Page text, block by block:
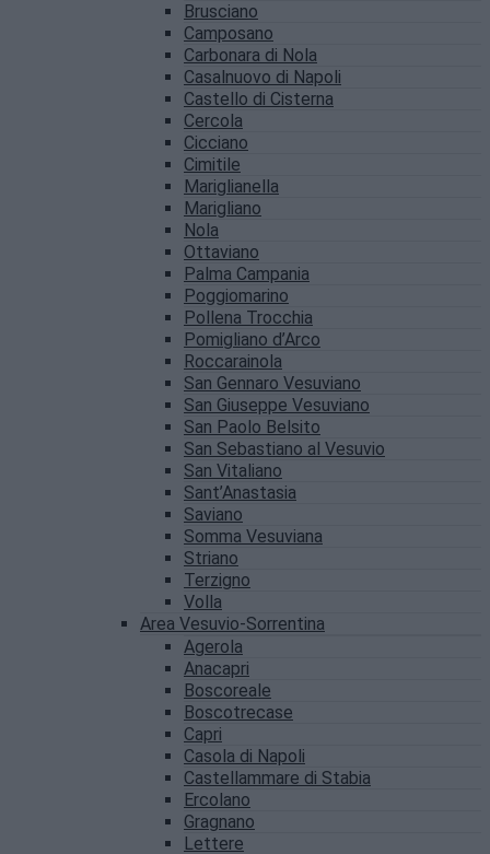
Brusciano
Camposano
Carbonara di Nola
Casalnuovo di Napoli
Castello di Cisterna
Cercola
Cicciano
Cimitile
Mariglianella
Marigliano
Nola
Ottaviano
Palma Campania
Poggiomarino
Pollena Trocchia
Pomigliano d’Arco
Roccarainola
San Gennaro Vesuviano
San Giuseppe Vesuviano
San Paolo Belsito
San Sebastiano al Vesuvio
San Vitaliano
Sant’Anastasia
Saviano
Somma Vesuviana
Striano
Terzigno
Volla
Area Vesuvio-Sorrentina
Agerola
Anacapri
Boscoreale
Boscotrecase
Capri
Casola di Napoli
Castellammare di Stabia
Ercolano
Gragnano
Lettere